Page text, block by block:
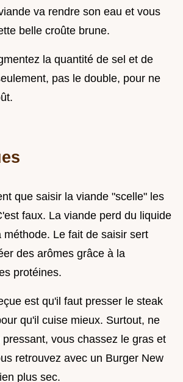
va rendre son eau et vous
belle croûte brune.
la quantité de sel et de
pas le double, pour ne
que saisir la viande "scelle" les
faux. La viande perd du liquide
méthode. Le fait de saisir sert
des arômes grâce à la
protéines.
est qu'il faut presser le steak
qu'il cuise mieux. Surtout, ne
vous chassez le gras et
retrouvez avec un Burger New
plus sec.